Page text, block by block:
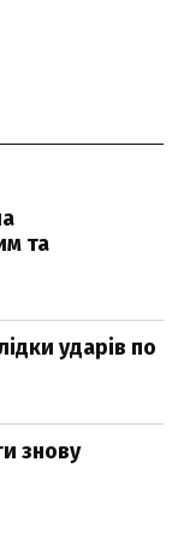
та
ударів по
знову